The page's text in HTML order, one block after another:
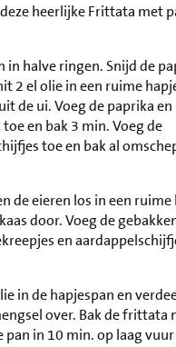
heerlijke Frittata met
in halve ringen. Snijd de
2 el olie in een ruime
de ui. Voeg de paprika en
en bak 3 min. Voeg de
toe en bak al
de eieren los in een ruime
door. Voeg de
en
in de hapjespan en
over. Bak de frittata
pan in 10 min. op laag vuur